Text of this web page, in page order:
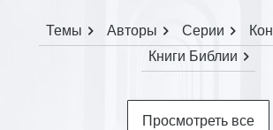
Темы Авторы Серии
Книги Библии
Просмотреть все